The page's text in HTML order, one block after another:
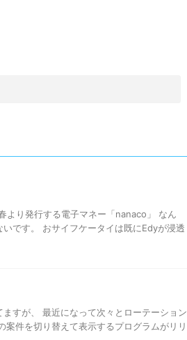
より発行する電子マネー「nanaco」 なん
です。 おサイフケータイは既にEdyが浸透
すが、 最近になって次々とローテーション
件を切り替えて表示するプログラムがリリ